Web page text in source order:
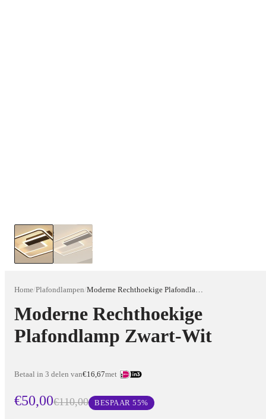
Home/Plafondlampen/ Moderne Rechthoekige Plafondlamp Zwart-Wit
Moderne Rechthoekige
Plafondlamp Zwart-Wit
Betaal in 3 delen van€16,67met
€50,00€110,00 BESPAAR55%